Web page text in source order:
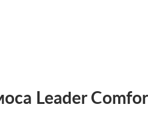
Leader